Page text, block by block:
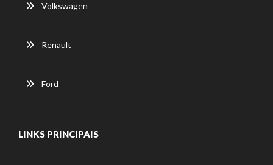
Volkswagen
Renault
Ford
LINKS PRINCIPAIS